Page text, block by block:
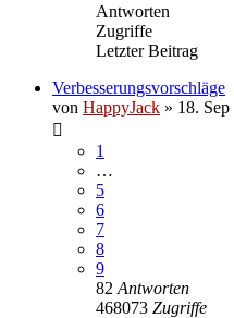
Antworten
Zugriffe
Letzter Beitrag
Verbesserungsvorschläge
von HappyJack » 18.
1
…
5
6
7
8
9
82 Antworten
468073 Zugriffe